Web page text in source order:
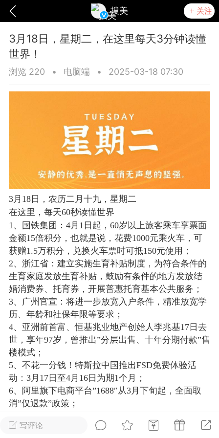
搜美 关注
爆汗熊 卡卡动能素 无创溶斑术
美业357 芯诗妍 卡卡美业
每次200金币 点击购买
师 小熊水光
爆汗熊
脂
卡卡动能素
皇斯普拉雅
建术
DRYY面膜 微晶溶斑术
爆款平台 Lv.8 靓号
加盟商
26 23:18
电脑端
闪充小白罐
本/双效闪充，养出紧致小白脸！一、项
充小白罐 = 闪充大白肌（仪器）× 草本
产品）×极光嫩肤啫喱（产品）这是一套
护...写评论
3月18日，星期二，在这里每天3分钟读懂
世界！
浏览 220 • 电脑端 • 2025-03-18 07:30
3月18日，农历二月十九，星期二
在这里，每天60秒读懂世界
1、国铁集团：4月1日起，60岁以上旅客乘车享票面
金额15倍积分，也就是说，花费1000元乘火车，可
获赠1.5万积分，兑换火车票时可抵150元使用；
2、浙江省：建立实施生育补贴制度，为符合条件的
生育家庭发放生育补贴，鼓励有条件的地方发放结
婚消费券、托育券，开展普惠托育基本公共服务；
3、广州官宣：将进一步放宽入户条件，精准放宽学
历、年龄和社保年限等要求；
4、亚洲前首富、恒基兆业地产创始人李兆基17日去
世，享年97岁，曾推出”分层出售、十年分期付款”售
楼模式；
5、不花一分钱！特斯拉中国推出FSD免费体验活
动：3月17日至4月16日为期1个月；
6、阿里旗下电商平台”1688″从3月下旬起，全面取
消”仅退款”政策；
处理直至封禁号处罚；